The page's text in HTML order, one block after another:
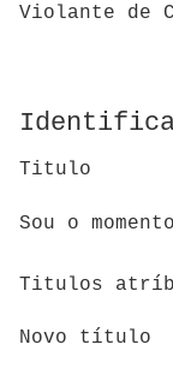
Violante de
Titulo
Sou o
Titulos
Novo título